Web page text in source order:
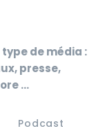
de média :
presse,
...
Podcast